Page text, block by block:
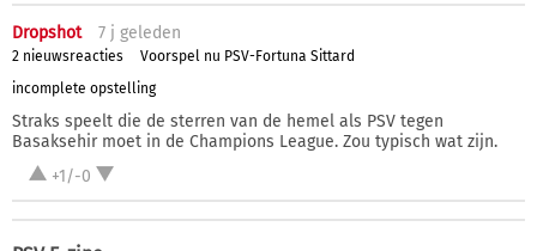
Dropshot 7 j geleden
2 nieuwsreacties
Voorspel nu PSV-Fortuna Sittard
incomplete opstelling
Straks speelt die de sterren van de hemel als PSV tegen
Basaksehir moet in de Champions League. Zou typisch wat zijn.
+1/-0